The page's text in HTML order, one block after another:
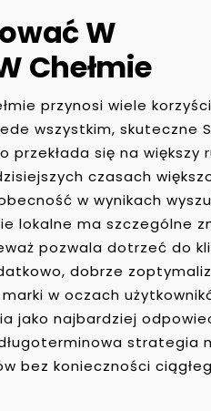
W
Chełmie
przynosi wiele
wszystkim, skuteczne
się na większy
czasach
w wynikach
lokalne ma szczególne
pozwala dotrzeć do
dobrze
w oczach
jako najbardziej
strategia
bez konieczności